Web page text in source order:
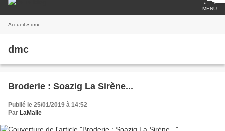
MENU
Accueil » dmc
dmc
Broderie : Soazig La Sirène...
Publié le 25/01/2019 à 14:52
Par LaMalie